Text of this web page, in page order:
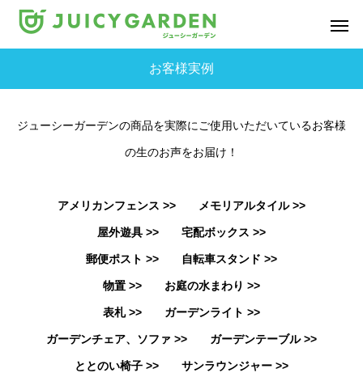
お客様実例
ジューシーガーデンの商品を実際にご使用いただいているお客様
の生のお声をお届け！
アメリカンフェンス >> メモリアルタイル >>
屋外遊具 >> 宅配ボックス >>
郵便ポスト >> 自転車スタンド >>
物置 >> お庭の水まわり >>
表札 >> ガーデンライト >>
ガーデンチェア、ソファ >> ガーデンテーブル >>
ととのい椅子 >> サンラウンジャー >>